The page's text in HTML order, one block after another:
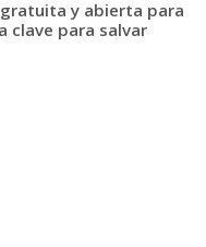
y abierta para
clave para salvar